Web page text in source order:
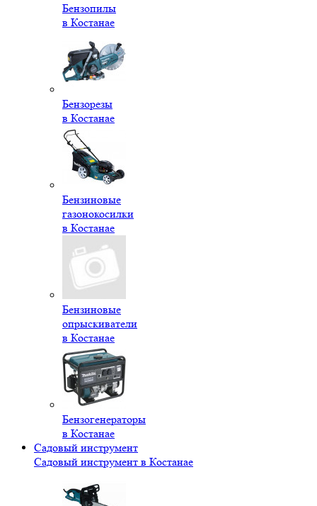
Бензопилы
в Костанае
Бензорезы
в Костанае
Бензиновые
газонокосилки
в Костанае
Бензиновые
опрыскиватели
в Костанае
Бензогенераторы
в Костанае
Садовый инструмент
Садовый инструмент в Костанае